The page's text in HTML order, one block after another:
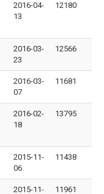
2016-04-
13
12180
2016-03-
23
12566
2016-03-
07
11681
2016-02-
18
13795
2015-11-
06
11438
2015-11-
11961